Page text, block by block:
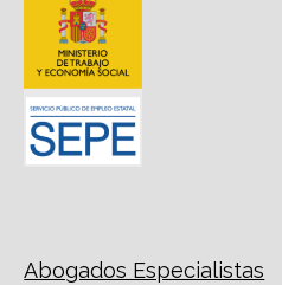
Abogados Especialistas